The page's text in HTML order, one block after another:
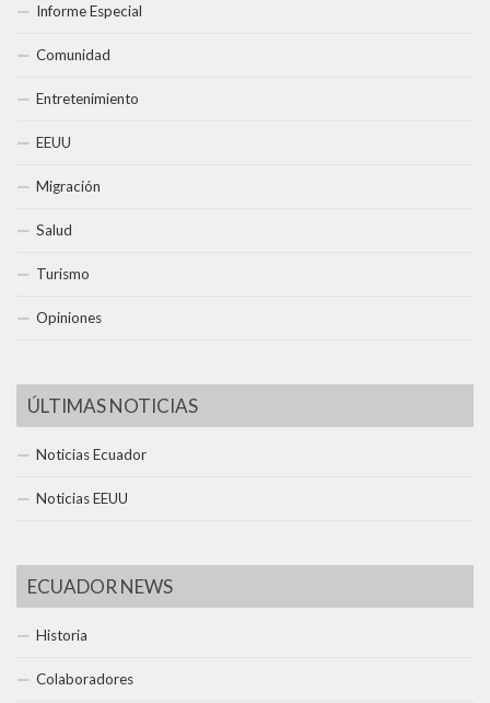
Informe Especial
Comunidad
Entretenimiento
EEUU
Migración
Salud
Turismo
Opiniones
ÚLTIMAS NOTICIAS
Noticias Ecuador
Noticias EEUU
ECUADOR NEWS
Historia
Colaboradores